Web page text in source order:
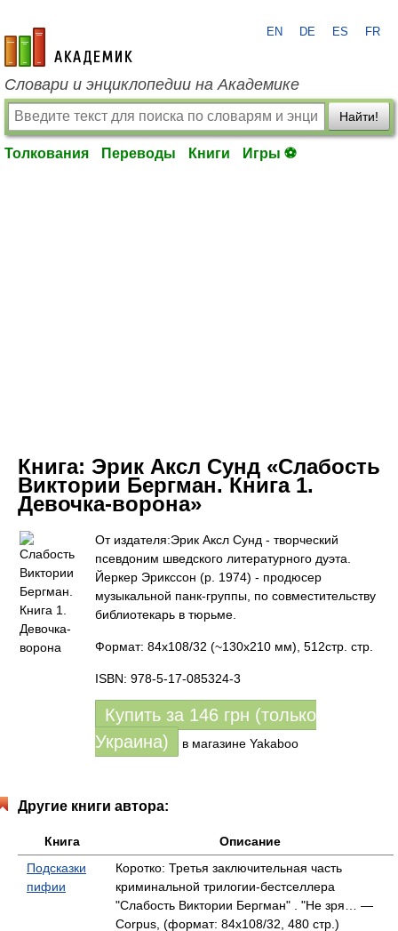
academic.ru
EN DE ES FR
Словари и энциклопедии на Академике
Найти!
Толкования Переводы Книги Игры ⚽
Книга: Эрик Аксл Сунд «Слабость
Виктории Бергман. Книга 1.
Девочка-ворона»
От издателя:Эрик Аксл Сунд - творческий
псевдоним шведского литературного дуэта.
Йеркер Эрикссон (р. 1974) - продюсер
музыкальной панк-группы, по совместительству
библиотекарь в тюрьме.
Формат: 84х108/32 (~130x210 мм), 512стр. стр.
ISBN: 978-5-17-085324-3
Купить за 146 грн (только
Украина)
в магазине Yakaboo
Другие книги автора:
Книга
Описание
Подсказки
пифии
Коротко: Третья заключительная часть
криминальной трилогии-бестселлера
"Слабость Виктории Бергман" . "Не зря… —
Corpus, (формат: 84x108/32, 480 стр.)